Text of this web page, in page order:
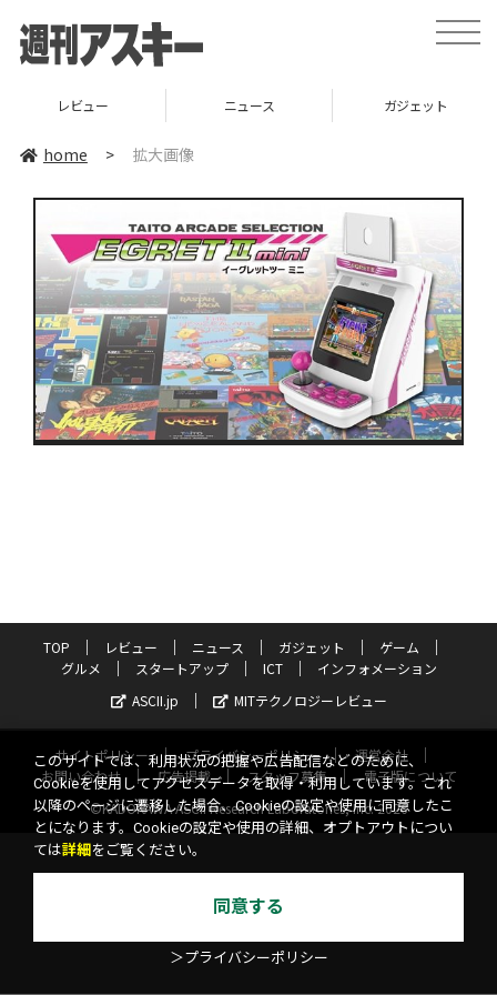
toggle
レビュー ニュース ガジェット
home > 拡大画像
TOP レビュー ニュース ガジェット
ゲーム
グルメ
スタートアップ ICT
インフォメーション
ASCII.jp
MITテクノロジーレビュー
サイトポリシー プライバシーポリシー
運営会社
お問い合わせ
広告掲載 スタッフ募集
電子版について
©KADOKAWA ASCII Research Laboratories, Inc. 2026
このサイトでは、利用状況の把握や広告配信などのために、
Cookieを使用してアクセスデータを取得・利用しています。これ
以降のページに遷移した場合、Cookieの設定や使用に同意したこ
とになります。Cookieの設定や使用の詳細、オプトアウトについ
ては詳細 をご覧ください。
同意する
＞プライバシーポリシー